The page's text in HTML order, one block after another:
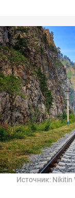
Источник: Nikitin